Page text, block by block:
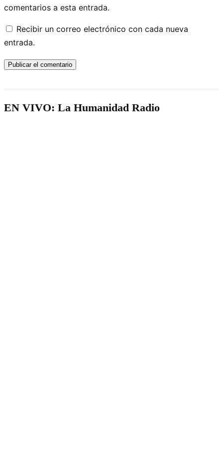
comentarios a esta entrada.
Recibir un correo electrónico con cada nueva
entrada.
EN VIVO: La Humanidad Radio